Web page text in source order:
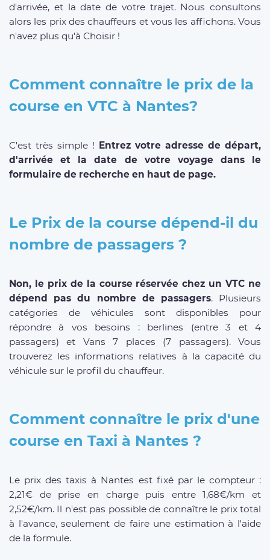
d'arrivée, et la date de votre trajet. Nous consultons
alors les prix des chauffeurs et vous les affichons. Vous
n'avez plus qu'à Choisir !
Comment connaître le prix de la
course en VTC à Nantes?
C'est très simple ! Entrez votre adresse de départ,
d'arrivée et la date de votre voyage dans le
formulaire de recherche en haut de page.
Le Prix de la course dépend-il du
nombre de passagers ?
Non, le prix de la course réservée chez un VTC ne
dépend pas du nombre de passagers. Plusieurs
catégories de véhicules sont disponibles pour
répondre à vos besoins : berlines (entre 3 et 4
passagers) et Vans 7 places (7 passagers). Vous
trouverez les informations relatives à la capacité du
véhicule sur le profil du chauffeur.
Comment connaître le prix d'une
course en Taxi à Nantes ?
Le prix des taxis à Nantes est fixé par le compteur :
2,21€ de prise en charge puis entre 1,68€/km et
2,52€/km. Il n'est pas possible de connaître le prix total
à l'avance, seulement de faire une estimation à l'aide
de la formule.